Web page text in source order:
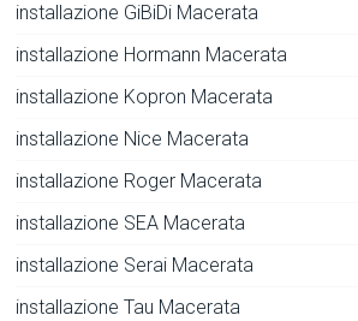
installazione GiBiDi Macerata
installazione Hormann Macerata
installazione Kopron Macerata
installazione Nice Macerata
installazione Roger Macerata
installazione SEA Macerata
installazione Serai Macerata
installazione Tau Macerata